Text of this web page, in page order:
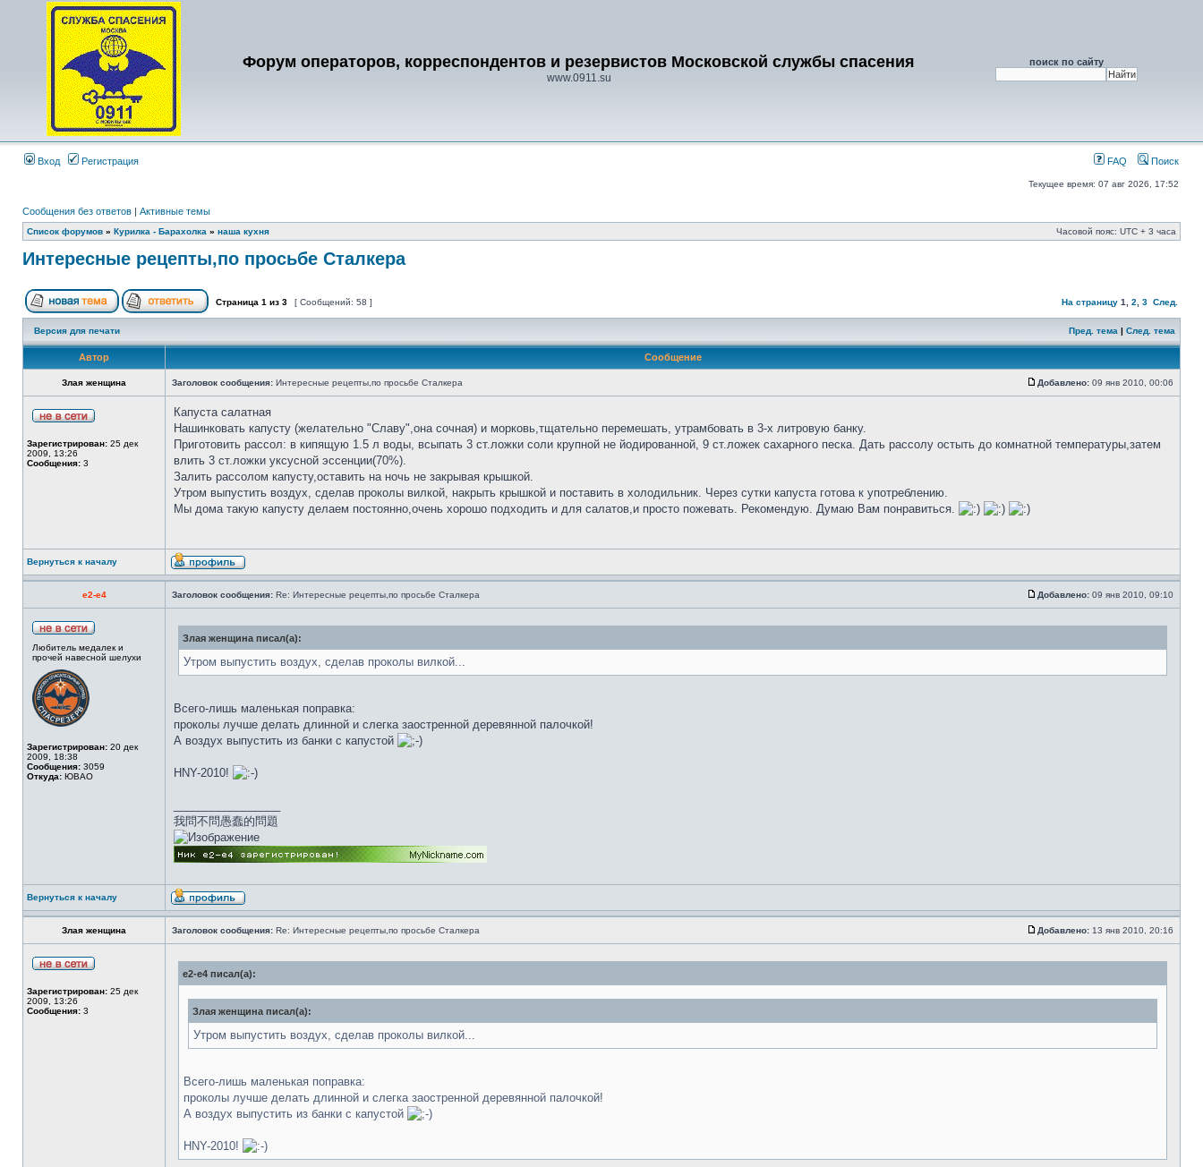
Форум операторов, корреспондентов и резервистов Московской службы спасения
www.0911.su
поиск по сайту
Вход Регистрация FAQ Поиск
Текущее время: 07 авг 2026, 17:52
Сообщения без ответов | Активные темы
Список форумов » Курилка - Барахолка » наша кухня Часовой пояс: UTC + 3 часа
Интересные рецепты,по просьбе Сталкера
Страница 1 из 3 [ Сообщений: 58 ] На страницу 1 2 3 След.
Версия для печати Пред. тема | След. тема
Автор Сообщение
Злая женщина Заголовок сообщения: Интересные рецепты,по просьбе Сталкера Добавлено: 09 янв 2010, 00:06
Зарегистрирован: 25 дек
2009, 13:26
Сообщения: 3
Капуста салатная
Нашинковать капусту (желательно "Славу",она сочная) и морковь,тщательно перемешать, утрамбовать в 3-х литровую банку.
Приготовить рассол: в кипящую 1.5 л воды, всыпать 3 ст.ложки соли крупной не йодированной, 9 ст.ложек сахарного песка. Дать рассолу остыть до комнатной температуры,затем
влить 3 ст.ложки уксусной эссенции(70%).
Залить рассолом капусту,оставить на ночь не закрывая крышкой.
Утром выпустить воздух, сделав проколы вилкой, накрыть крышкой и поставить в холодильник. Через сутки капуста готова к употреблению.
Мы дома такую капусту делаем постоянно,очень хорошо подходить и для салатов,и просто пожевать. Рекомендую. Думаю Вам понравиться.
Вернуться к началу
e2-e4 Заголовок сообщения: Re: Интересные рецепты,по просьбе Сталкера Добавлено: 09 янв 2010, 09:10
Любитель медалек и
прочей навесной шелухи
Зарегистрирован: 20 дек
2009, 18:38
Сообщения: 3059
Откуда: ЮВАО
Злая женщина писал(а):
Утром выпустить воздух, сделав проколы вилкой...
Всего-лишь маленькая поправка:
проколы лучше делать длинной и слегка заостренной деревянной палочкой!
А воздух выпустить из банки с капустой
HNY-2010!
我問不問愚蠢的問題
Вернуться к началу
Злая женщина Заголовок сообщения: Re: Интересные рецепты,по просьбе Сталкера Добавлено: 13 янв 2010, 20:16
Зарегистрирован: 25 дек
2009, 13:26
Сообщения: 3
e2-e4 писал(а):
Злая женщина писал(а):
Утром выпустить воздух, сделав проколы вилкой...
Всего-лишь маленькая поправка:
проколы лучше делать длинной и слегка заостренной деревянной палочкой!
А воздух выпустить из банки с капустой
HNY-2010!